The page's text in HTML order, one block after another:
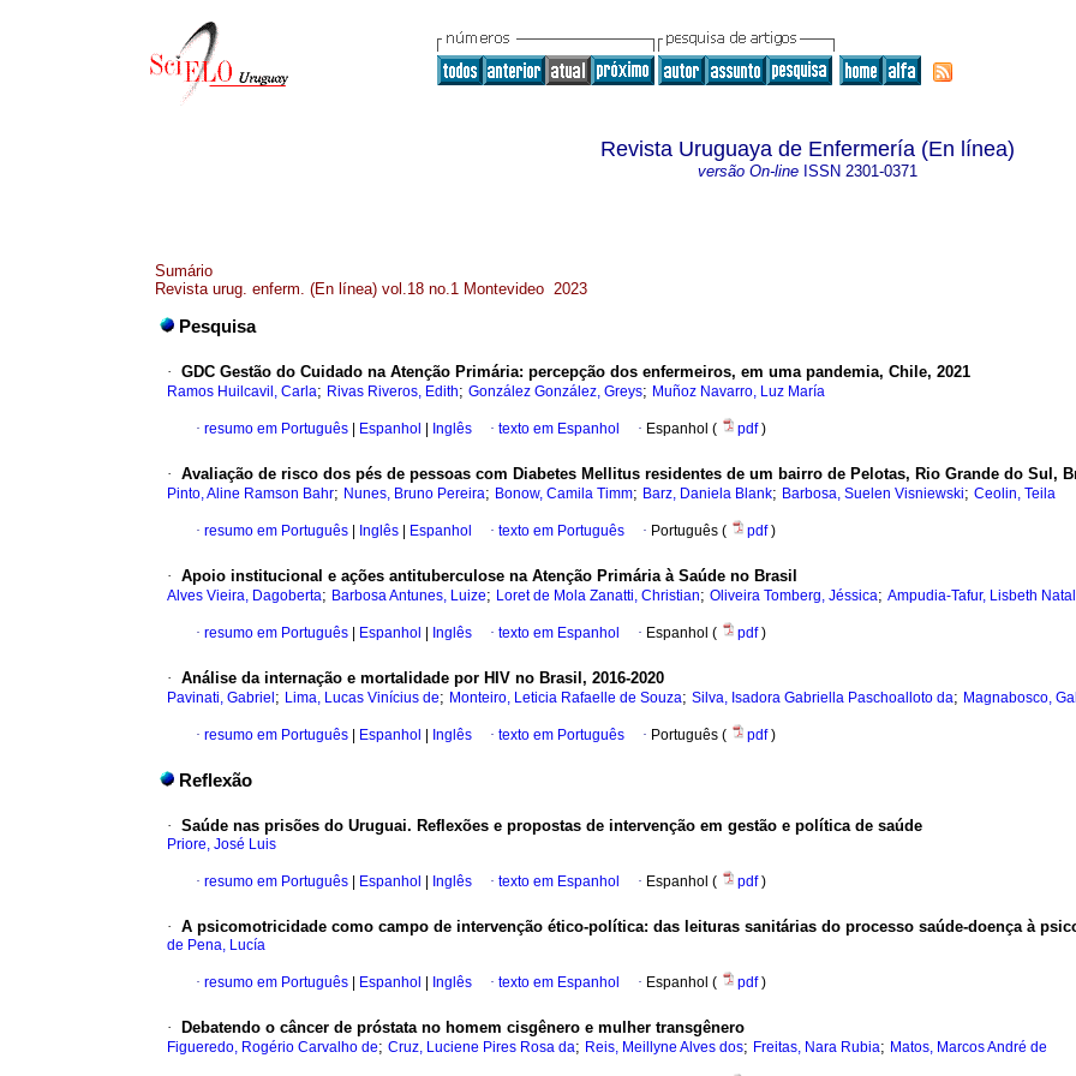
Revista Uruguaya de Enfermería (En línea)
versão On-lineISSN 2301-0371
Sumário
Revista urug. enferm. (En línea) vol.18 no.1 Montevideo 2023
Pesquisa
· GDC Gestão do Cuidado na Atenção Primária: percepção dos enfermeiros, em uma pandemia, Chile, 2021
Ramos Huilcavil, Carla; Rivas Riveros, Edith; González González, Greys; Muñoz Navarro, Luz María
· resumo em Português Espanhol Inglês · texto em Espanhol · Espanhol ( pdf)
· Avaliação de risco dos pés de pessoas com Diabetes Mellitus residentes de um bairro de Pelotas, Rio Grande do Sul,
Pinto, Aline Ramson Bahr; Nunes, Bruno Pereira; Bonow, Camila Timm; Barz, Daniela Blank; Barbosa, Suelen Visniewski; Ceolin, Teila
· resumo em Português Inglês Espanhol · texto em Português · Português ( pdf)
· Apoio institucional e ações antituberculose na Atenção Primária à Saúde no Brasil
Alves Vieira, Dagoberta; Barbosa Antunes, Luize; Loret de Mola Zanatti, Christian; Oliveira Tomberg, Jéssica; Ampudia-Tafur, Lisbeth
· resumo em Português Espanhol Inglês · texto em Espanhol · Espanhol ( pdf)
· Análise da internação e mortalidade por HIV no Brasil, 2016-2020
Pavinati, Gabriel ; Lima, Lucas Vinícius de; Monteiro, Leticia Rafaelle de Souza; Silva, Isadora Gabriella Paschoalloto da; Magnabosco,
· resumo em Português Espanhol Inglês · texto em Português · Português ( pdf)
Reflexão
· Saúde nas prisões do Uruguai. Reflexões e propostas de intervenção em gestão e política de saúde
Priore, José Luis
· resumo em Português Espanhol Inglês · texto em Espanhol · Espanhol ( pdf)
· A psicomotricidade como campo de intervenção ético-política: das leituras sanitárias do processo saúde-doença à
de Pena, Lucía
· resumo em Português Espanhol Inglês · texto em Espanhol · Espanhol ( pdf)
· Debatendo o câncer de próstata no homem cisgênero e mulher transgênero
Figueredo, Rogério Carvalho de; Cruz, Luciene Pires Rosa da; Reis, Meillyne Alves dos; Freitas, Nara Rubia; Matos, Marcos André de